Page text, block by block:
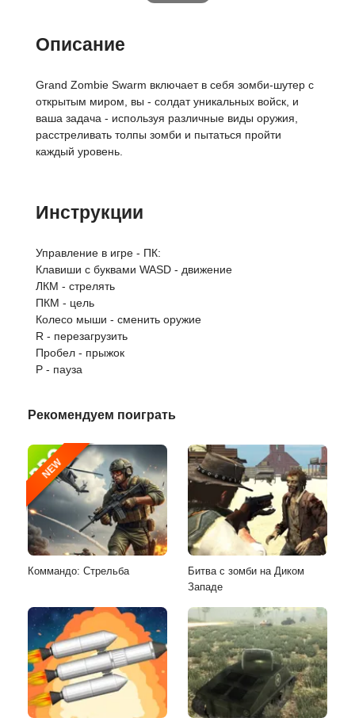
Описание
Grand Zombie Swarm включает в себя зомби-шутер с
открытым миром, вы - солдат уникальных войск, и
ваша задача - используя различные виды оружия,
расстреливать толпы зомби и пытаться пройти
каждый уровень.
Инструкции
Управление в игре - ПК:
Клавиши с буквами WASD - движение
ЛКМ - стрелять
ПКМ - цель
Колесо мыши - сменить оружие
R - перезагрузить
Пробел - прыжок
P - пауза
Рекомендуем поиграть
NEW
Коммандо: Стрельба
Битва c зомби на Диком
Западе